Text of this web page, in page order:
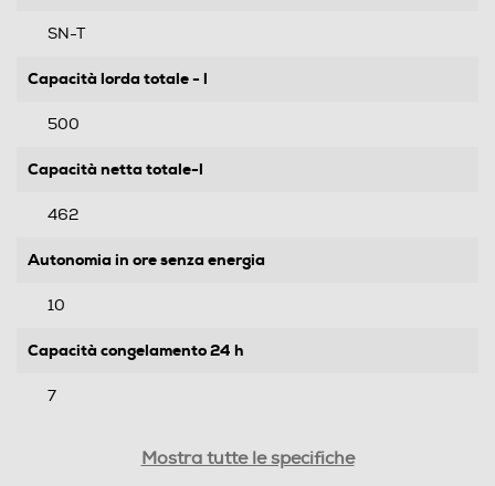
SN-T
Capacità lorda totale - l
500
Capacità netta totale-l
462
Autonomia in ore senza energia
10
Capacità congelamento 24 h
7
Mostra tutte le specifiche